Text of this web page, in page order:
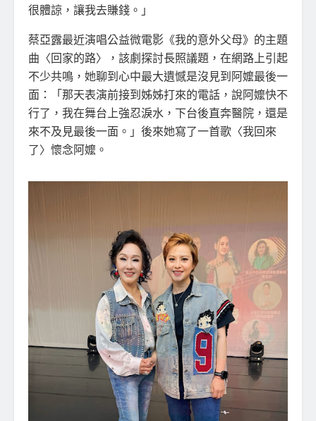
很體諒，讓我去賺錢。」
蔡亞露最近演唱公益微電影《我的意外父母》的主題
曲〈回家的路〉，該劇探討長照議題，在網路上引起
不少共鳴，她聊到心中最大遺憾是沒見到阿嬤最後一
面：「那天表演前接到姊姊打來的電話，說阿嬤快不
行了，我在舞台上強忍淚水，下台後直奔醫院，還是
來不及見最後一面。」後來她寫了一首歌〈我回來
了〉懷念阿嬤。